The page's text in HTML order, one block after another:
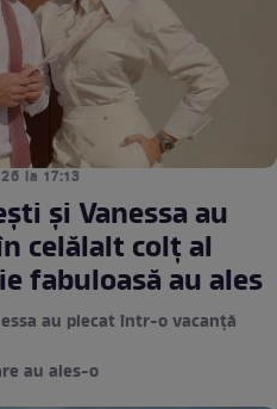
la 17:13
și Vanessa au
celălalt colț al
fabuloasă au ales
au plecat într-o vacanță
au ales-o